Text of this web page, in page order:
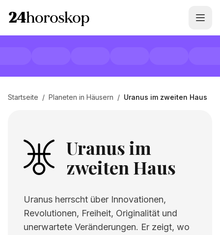
Startseite / Planeten in Häusern / Uranus im zweiten Haus
Uranus im
zweiten Haus
Uranus herrscht über Innovationen,
Revolutionen, Freiheit, Originalität und
unerwartete Veränderungen. Er zeigt, wo